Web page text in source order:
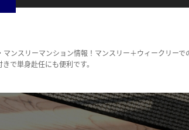
ンスリーマンション情報！マンスリー＋ウィークリー
で単身赴任にも便利です。